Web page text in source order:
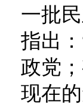
一批
指出
政党
现在